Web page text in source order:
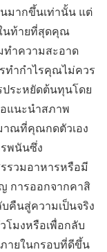
นมากขึ้นเท่านั้น แต่
นท้ายที่สุดคุณ
ทำความสะอาด
ทำกำไรคุณไม่ควร
ประหยัดต้นทุนโดย
แนะนำสภาพ
ณที่คุณกดตัวเอง
พนันซึ่ง
รวมอาหารหรือมี
การออกจากคาสิ
คืนสู่ความเป็นจริง
มงหรือเพื่อกลับ
ายในกรอบที่ดีขึ้น